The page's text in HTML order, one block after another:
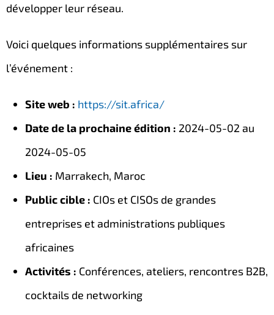
développer leur réseau.
Voici quelques informations supplémentaires sur
l’événement :
Site web : https://sit.africa/
Date de la prochaine édition : 2024-05-02 au
2024-05-05
Lieu : Marrakech, Maroc
Public cible : CIOs et CISOs de grandes
entreprises et administrations publiques
africaines
Activités : Conférences, ateliers, rencontres B2B,
cocktails de networking